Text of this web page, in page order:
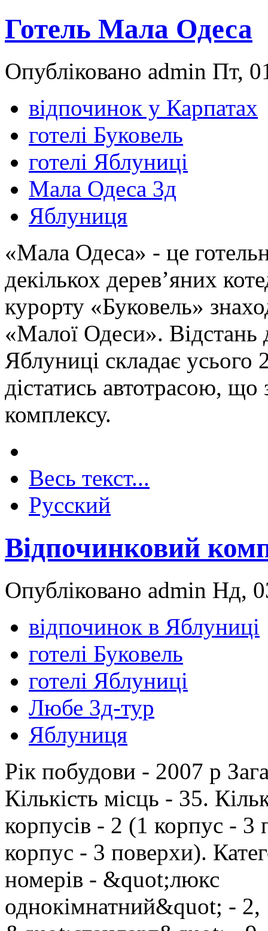
Готель Мала Одеса
Опубліковано admin Пт,
відпочинок у Карпатах
готелі Буковель
готелі Яблуниці
Мала Одеса 3д
Яблуниця
«Мала Одеса» - це
декількох дерев’яних
курорту «Буковель»
«Малої Одеси».
Яблуниці складає
дістатись автотрасою,
комплексу.
Весь текст...
Русский
Відпочинковий
Опубліковано admin Нд,
відпочинок в Яблуниці
готелі Буковель
готелі Яблуниці
Любе 3д-тур
Яблуниця
Рік побудови - 2007 р
Кількість місць - 35.
корпусів - 2 (1 корпус - 3
корпус - 3 поверхи).
номерів - &quot;люкс
однокімнатний&quot; - 2,